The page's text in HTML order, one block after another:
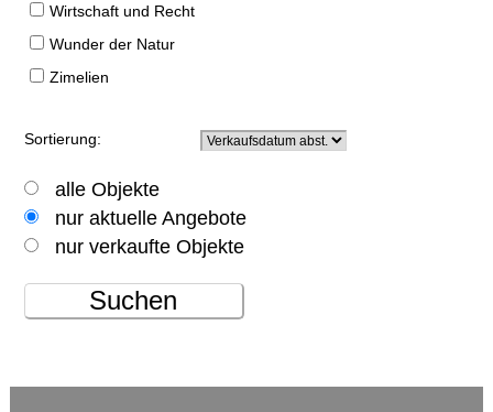
Wirtschaft und Recht
Wunder der Natur
Zimelien
Sortierung:
alle Objekte
nur aktuelle Angebote
nur verkaufte Objekte
Suchen